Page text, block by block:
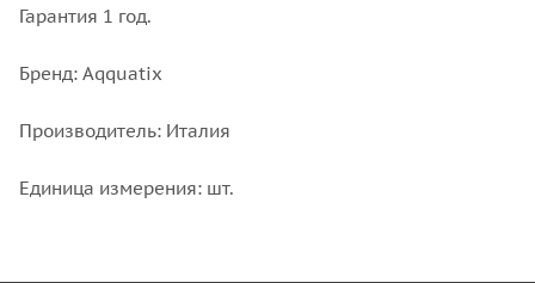
Гарантия 1 год.
Бренд: Aqquatix
Производитель: Италия
Единица измерения: шт.